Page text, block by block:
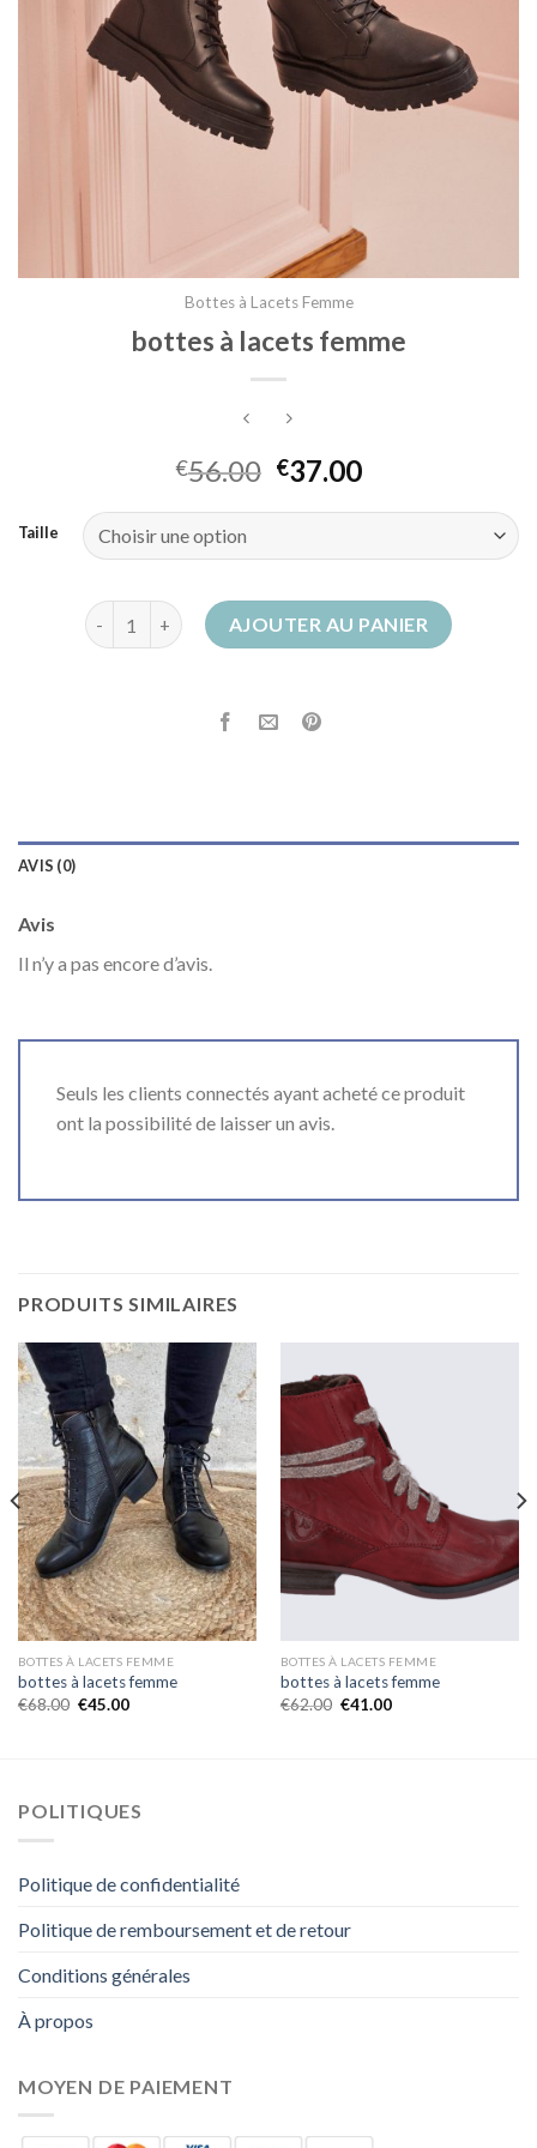
Bottes à Lacets Femme
bottes à lacets femme
€56.00 €37.00
Taille
quantité de bottes à lacets femme
AJOUTER AU PANIER
AVIS (0)
Avis
Il n’y a pas encore d’avis.
Seuls les clients connectés ayant acheté ce produit
ont la possibilité de laisser un avis.
PRODUITS SIMILAIRES
BOTTES À LACETS FEMME
bottes à lacets femme
€68.00 €45.00
BOTTES À LACETS FEMME
bottes à lacets femme
€62.00 €41.00
POLITIQUES
Politique de confidentialité
Politique de remboursement et de retour
Conditions générales
À propos
MOYEN DE PAIEMENT